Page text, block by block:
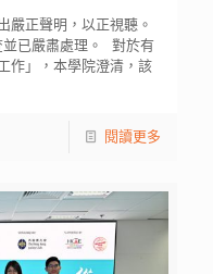
嚴正聲明，以正視聽。
並已嚴肅處理。 對於有
作」，本學院澄清，該
閱讀更多